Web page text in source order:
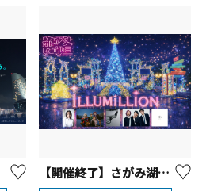
【開催終了】さがみ湖MORIMORI 「さがみ湖イルミリオン」「オトイルミ」2/6(金)より春バージョンスタート